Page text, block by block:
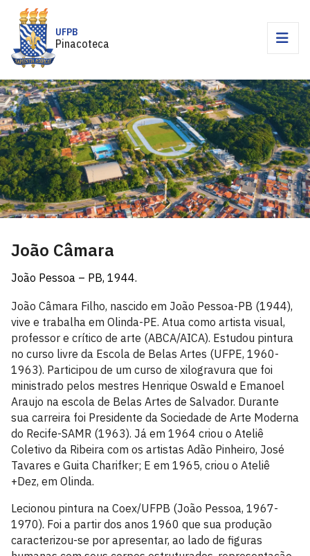
UFPB
Pinacoteca
João Câmara
João Pessoa – PB, 1944.
João Câmara Filho, nascido em João Pessoa-PB (1944),
vive e trabalha em Olinda-PE. Atua como artista visual,
professor e crítico de arte (ABCA/AICA). Estudou pintura
no curso livre da Escola de Belas Artes (UFPE, 1960-
1963). Participou de um curso de xilogravura que foi
ministrado pelos mestres Henrique Oswald e Emanoel
Araujo na escola de Belas Artes de Salvador. Durante
sua carreira foi Presidente da Sociedade de Arte Moderna
do Recife-SAMR (1963). Já em 1964 criou o Ateliê
Coletivo da Ribeira com os artistas Adão Pinheiro, José
Tavares e Guita Charifker; E em 1965, criou o Ateliê
+Dez, em Olinda.
Lecionou pintura na Coex/UFPB (João Pessoa, 1967-
1970). Foi a partir dos anos 1960 que sua produção
caracterizou-se por apresentar, ao lado de figuras